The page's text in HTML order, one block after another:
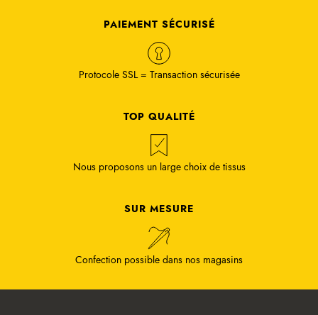
PAIEMENT SÉCURISÉ
Protocole SSL = Transaction sécurisée
TOP QUALITÉ
Nous proposons un large choix de tissus
SUR MESURE
Confection possible dans nos magasins